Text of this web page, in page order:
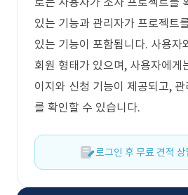
있는 기능과 관리자가 프로젝트
있는 기능이 포함됩니다. 사용자
회원 형태가 있으며, 사용자에게
이지와 신청 기능이 제공되고,
를 확인할 수 있습니다.
로그인 후 무료 견적